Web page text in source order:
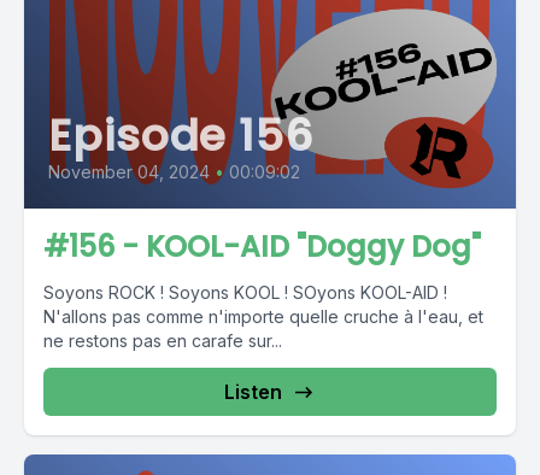
Episode 156
November 04, 2024 • 00:09:02
#156 - KOOL-AID "Doggy Dog"
Soyons ROCK ! Soyons KOOL ! SOyons KOOL-AID !
N'allons pas comme n'importe quelle cruche à l'eau, et
ne restons pas en carafe sur...
Listen